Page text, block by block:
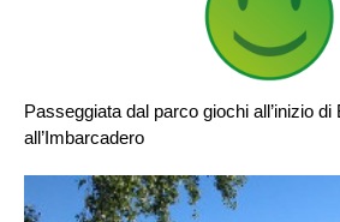
Passeggiata dal parco giochi all’inizio di
all’Imbarcadero